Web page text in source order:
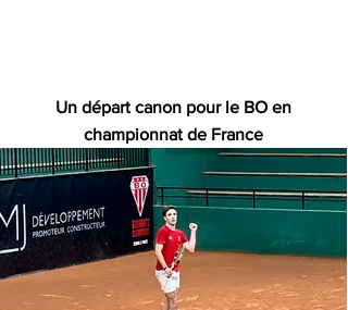
Un départ canon pour le BO en
championnat de France